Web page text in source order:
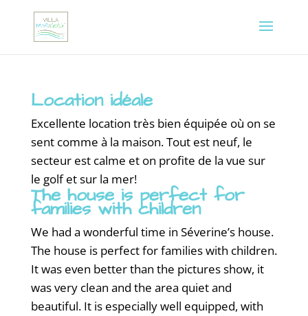
Location idéale
Excellente location très bien équipée où on se
sent comme à la maison. Tout est neuf, le
secteur est calme et on profite de la vue sur
le golf et sur la mer!
The house is perfect for
families with children
We had a wonderful time in Séverine’s house.
The house is perfect for families with children.
It was even better than the pictures show, it
was very clean and the area quiet and
beautiful. It is especially well equipped, with